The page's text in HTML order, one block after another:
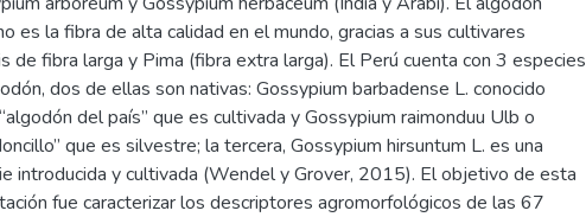
es la fibra de alta calidad en el mundo, gracias a sus cultivares
de fibra larga y Pima (fibra extra larga). El Perú cuenta con 3 especies
dos de ellas son nativas: Gossypium barbadense L. conocido
del país” que es cultivada y Gossypium raimonduu Ulb o
que es silvestre; la tercera, Gossypium hirsuntum L. es una
introducida y cultivada (Wendel y Grover, 2015). El objetivo de esta
fue caracterizar los descriptores agromorfológicos de las 67